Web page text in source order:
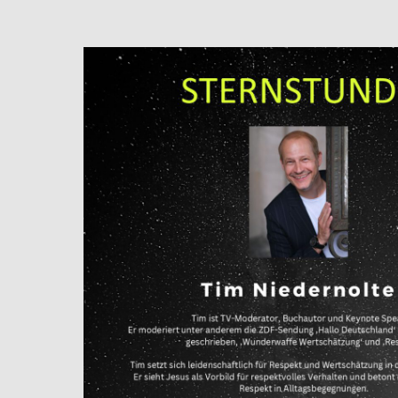
Hit enter to search or ESC to close